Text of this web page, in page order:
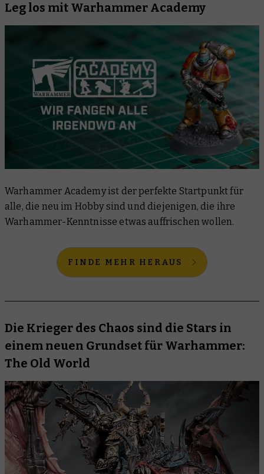
Leg los mit Warhammer Academy
Warhammer Academy ist der perfekte Startpunkt für
alle, die neu im Hobby sind und diejenigen, die ihre
Warhammer-Kenntnisse etwas auffrischen wollen.
FINDE MEHR HERAUS
Die Krieger des Chaos sind die Stars in
einem neuen Grundset für Warhammer:
The Old World